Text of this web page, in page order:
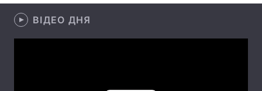
Цікавинки
Екологія Регіони
ВІДЕО ДНЯ